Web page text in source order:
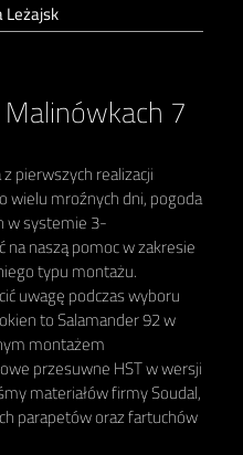
Leżajsk
7
pierwszych realizacji
wielu mroźnych dni, pogoda
w systemie 3-
naszą pomoc w zakresie
typu montażu.
uwagę podczas wyboru
to Salamander 92 w
montażem
przesuwne HST w wersji
materiałów firmy Soudal,
parapetów oraz fartuchów